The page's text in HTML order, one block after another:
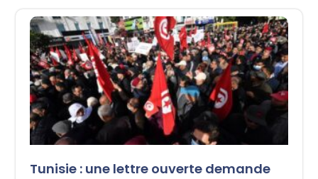
Tunisie : une lettre ouverte demande